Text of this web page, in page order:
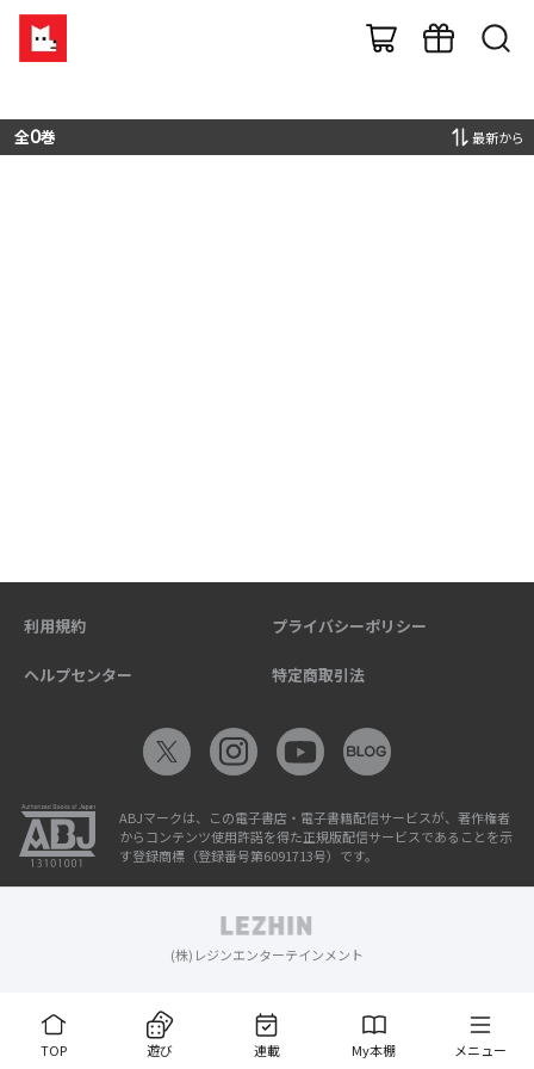
全0巻 最新から
TOP 遊び 連載 My本棚 メニュー
利用規約 プライバシーポリシー
ヘルプセンター 特定商取引法
ABJマークは、この電子書店・電子書籍配信サービスが、著作権者
からコンテンツ使用許諾を得た正規版配信サービスであることを示
す登録商標（登録番号第6091713号）です。
(株)レジンエンターテインメント